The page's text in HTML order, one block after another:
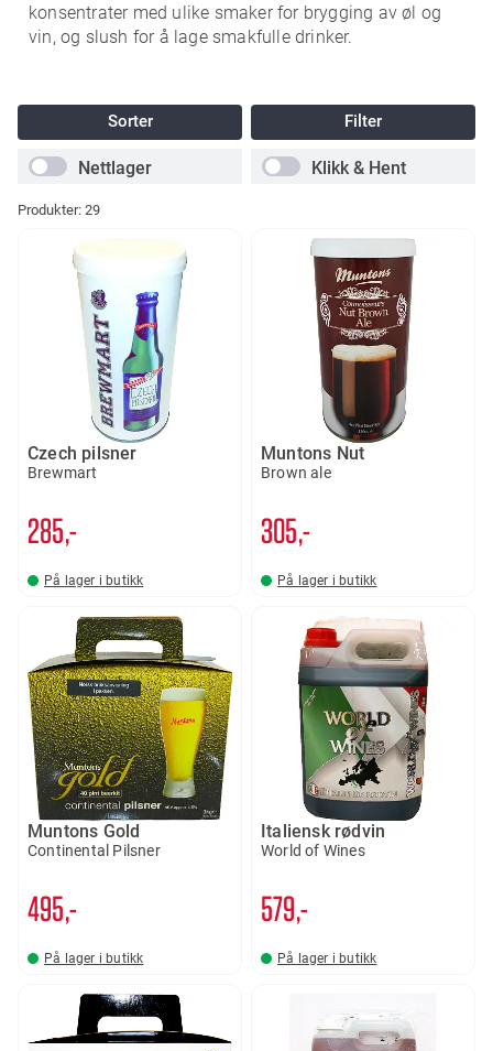
konsentrater med ulike smaker for brygging av øl og
vin, og slush for å lage smakfulle drinker.
Nettlager Klikk & Hent
Produkter: 29
Czech pilsner
Brewmart
285,-
På lager i butikk
Muntons Nut
Brown ale
305,-
På lager i butikk
Muntons Gold
Continental Pilsner
495,-
På lager i butikk
Italiensk rødvin
World of Wines
579,-
På lager i butikk
Filter
Sorter